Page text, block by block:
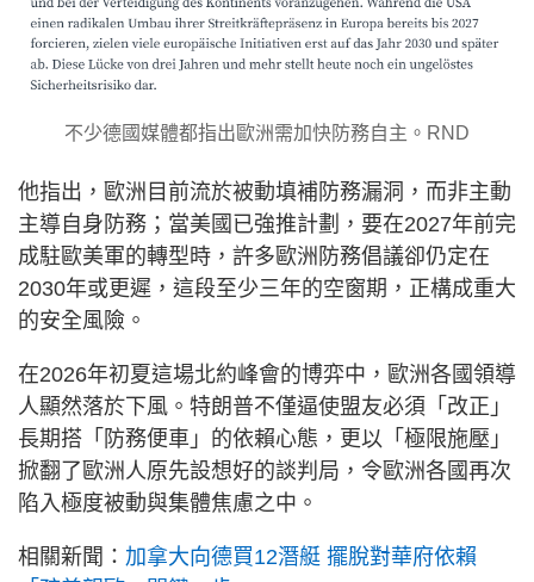
不少德國媒體都指出歐洲需加快防務自主。RND
他指出，歐洲目前流於被動填補防務漏洞，而非主動
主導自身防務；當美國已強推計劃，要在2027年前完
成駐歐美軍的轉型時，許多歐洲防務倡議卻仍定在
2030年或更遲，這段至少三年的空窗期，正構成重大
的安全風險。
在2026年初夏這場北約峰會的博弈中，歐洲各國領導
人顯然落於下風。特朗普不僅逼使盟友必須「改正」
長期搭「防務便車」的依賴心態，更以「極限施壓」
掀翻了歐洲人原先設想好的談判局，令歐洲各國再次
陷入極度被動與集體焦慮之中。
相關新聞： 加拿大向德買12潛艇 擺脫對華府依賴